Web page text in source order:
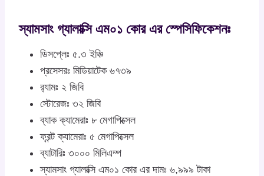
স্যামসাং গ্যালাক্সি এম০১ কোর এর স্পেসিফিকেশনঃ
ডিসপ্লেঃ ৫.৩ ইঞ্চি
প্রসেসরঃ মিডিয়াটেক ৬৭৩৯
র‍্যামঃ ২ জিবি
স্টোরেজঃ ৩২ জিবি
ব্যাক ক্যামেরাঃ ৮ মেগাপিক্সেল
ফ্রন্ট ক্যামেরাঃ ৫ মেগাপিক্সেল
ব্যাটারিঃ ৩০০০ মিলিএম্প
স্যামসাং গ্যালাক্সি এম০১ কোর এর দামঃ ৬,৯৯৯ টাকা